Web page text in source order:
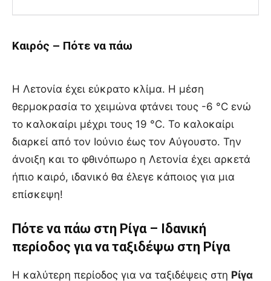
Καιρός – Πότε να πάω
Η Λετονία έχει εύκρατο κλίμα. Η μέση
θερμοκρασία το χειμώνα φτάνει τους -6 °C ενώ
το καλοκαίρι μέχρι τους 19 °C. Το καλοκαίρι
διαρκεί από τον Ιούνιο έως τον Αύγουστο. Την
άνοιξη και το φθινόπωρο η Λετονία έχει αρκετά
ήπιο καιρό, ιδανικό θα έλεγε κάποιος για μια
επίσκεψη!
Πότε να πάω στη Ρίγα – Ιδανική
περίοδος για να ταξιδέψω στη Ρίγα
Η καλύτερη περίοδος για να ταξιδέψεις στη Ρίγα